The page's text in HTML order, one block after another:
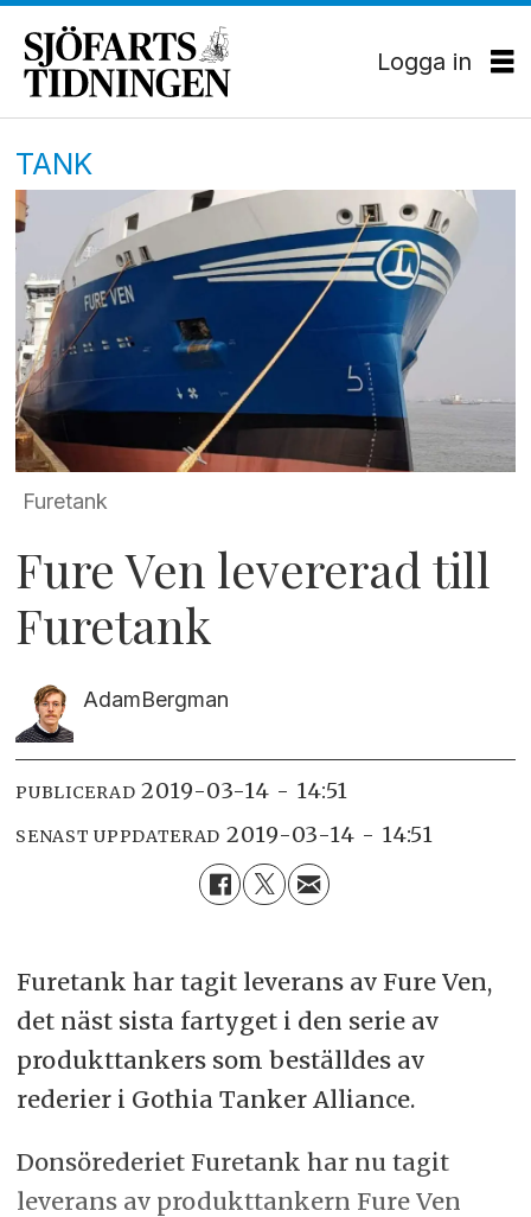
Logga in
TANK
Furetank
Fure Ven levererad till
Furetank
AdamBergman
PUBLICERAD 2019-03-14 - 14:51
SENAST UPPDATERAD 2019-03-14 - 14:51
Furetank har tagit leverans av Fure Ven,
det näst sista fartyget i den serie av
produkttankers som beställdes av
rederier i Gothia Tanker Alliance.
Donsörederiet Furetank har nu tagit
leverans av produkttankern Fure Ven